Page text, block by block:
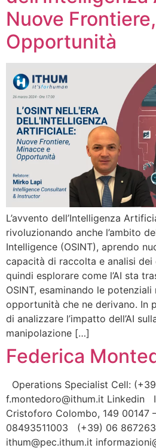
Nuove
Opportunità
L’avvento dell’Intelligenza
rivoluzionando anche l’ambito
Intelligence (OSINT), aprendo
capacità di raccolta e analisi
quindi esplorare come l’AI sta
OSINT, esaminando le potenziali
opportunità che ne derivano. In
di analizzare l’impatto dell’AI
manipolazione […]
Federica
Operations Specialist Cell:
f.montedoro@ithum.it Linkedin
Cristoforo Colombo, 149 00147
08493511003 (+39) 06
ithum@pec.ithum.it